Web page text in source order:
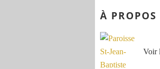
À PROPOS
Voir